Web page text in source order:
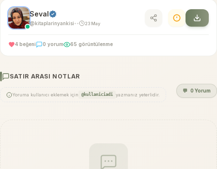
Seval
@kitaplarinyankisi • • 23 May
4 beğeni 0 yorum 65 görüntülenme
SATIR ARASI NOTLAR
Yoruma kullanıcı eklemek için @kullaniciadi yazmanız yeterlidir.
💬 0 Yorum